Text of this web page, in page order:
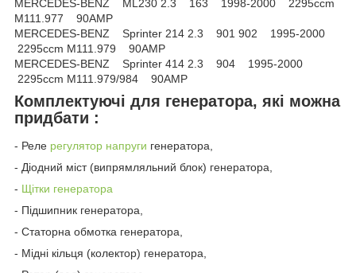
MERCEDES-BENZ ML230 2.3 163 1998-2000 2295ccm
M111.977 90AMP
MERCEDES-BENZ Sprinter 214 2.3 901 902 1995-2000
2295ccm M111.979 90AMP
MERCEDES-BENZ Sprinter 414 2.3 904 1995-2000
2295ccm M111.979/984 90AMP
Комплектуючі для генератора, які можна
придбати :
- Реле регулятор напруги генератора,
- Діодний міст (випрямляльний блок) генератора,
- Щітки генератора
- Підшипник генератора,
- Статорна обмотка генератора,
- Мідні кільця (колектор) генератора,